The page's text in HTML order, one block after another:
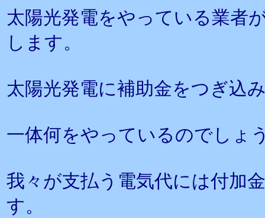
太陽光発電をやっている業者
します。
太陽光発電に補助金をつぎ込
一体何をやっているのでしょ
我々が支払う電気代には付加
す。